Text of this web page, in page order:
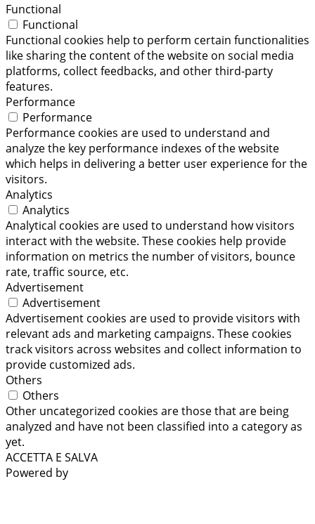
Functional
Functional
Functional cookies help to perform certain functionalities
like sharing the content of the website on social media
platforms, collect feedbacks, and other third-party
features.
Performance
Performance
Performance cookies are used to understand and
analyze the key performance indexes of the website
which helps in delivering a better user experience for the
visitors.
Analytics
Analytics
Analytical cookies are used to understand how visitors
interact with the website. These cookies help provide
information on metrics the number of visitors, bounce
rate, traffic source, etc.
Advertisement
Advertisement
Advertisement cookies are used to provide visitors with
relevant ads and marketing campaigns. These cookies
track visitors across websites and collect information to
provide customized ads.
Others
Others
Other uncategorized cookies are those that are being
analyzed and have not been classified into a category as
yet.
ACCETTA E SALVA
Powered by